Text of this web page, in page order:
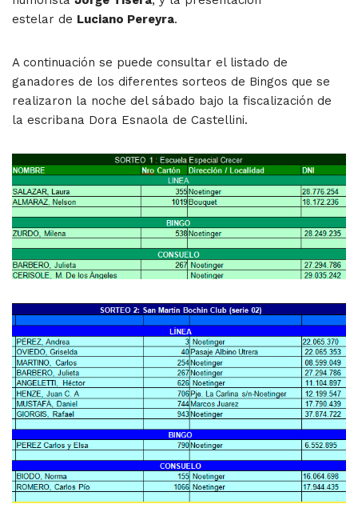
estelar de Luciano Pereyra.
A continuación se puede consultar el listado de
ganadores de los diferentes sorteos de Bingos que se
realizaron la noche del sábado bajo la fiscalización de
la escribana Dora Esnaola de Castellini.